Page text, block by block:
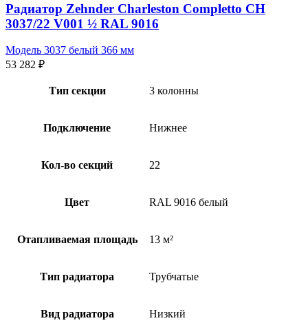
Радиатор Zehnder Charleston Completto CH
3037/22 V001 ½ RAL 9016
Модель 3037 белый 366 мм
53 282 ₽
Тип секции 3 колонны
Подключение Нижнее
Кол-во секций 22
Цвет RAL 9016 белый
Отапливаемая площадь 13 м²
Тип радиатора Трубчатые
Вид радиатора Низкий